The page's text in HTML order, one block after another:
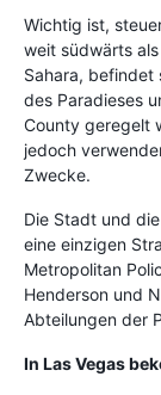
Wichtig ist,
weit südwärts
Sahara, befindet
des Paradieses
County geregelt
jedoch
Zwecke.
Die Stadt und
eine einzigen
Metropolitan
Henderson und
Abteilungen der
In Las Vegas